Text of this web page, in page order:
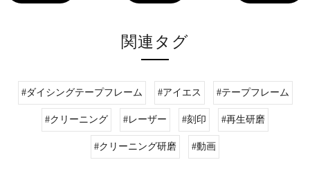
関連タグ
#ダイシングテープフレーム #アイエス #テープフレーム
#クリーニング #レーザー #刻印 #再生研磨
#クリーニング研磨 #動画